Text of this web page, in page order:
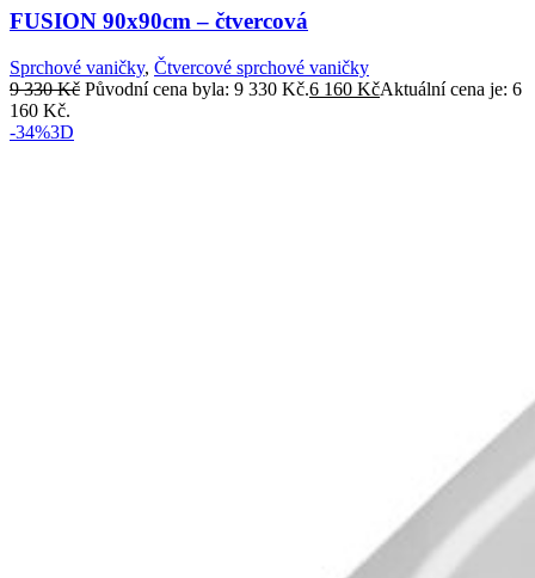
FUSION 90x90cm – čtvercová
Sprchové vaničky, Čtvercové sprchové vaničky
9 330Kč Původní cena byla: 9 330 Kč.6 160 KčAktuální cena je: 6
160 Kč.
-34%3D